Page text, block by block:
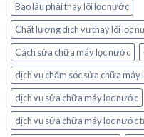
Bao lâu phải thay lõi lọc nước
Chất lượng dịch vụ thay lõi lọc
Cách sửa chữa máy lọc nước
dịch vụ chăm sóc sửa chữa máy
dịch vụ sửa chữa máy lọc nước
dịch vụ sửa chữa máy lọc nước